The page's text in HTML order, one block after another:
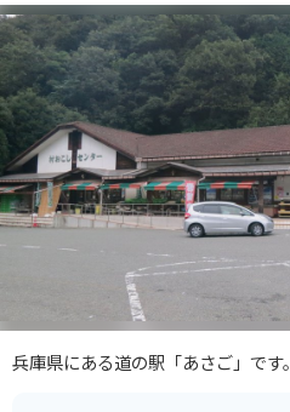
兵庫県にある道の駅「あさご」です。